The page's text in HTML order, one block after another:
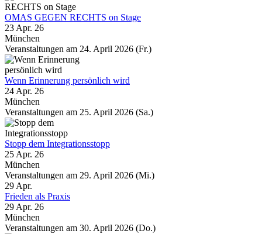
OMAS GEGEN RECHTS on Stage
23 Apr. 26
München
Veranstaltungen am 24. April 2026 (Fr.)
Wenn Erinnerung persönlich wird
24 Apr. 26
München
Veranstaltungen am 25. April 2026 (Sa.)
Stopp dem Integrationsstopp
25 Apr. 26
München
Veranstaltungen am 29. April 2026 (Mi.)
29Apr.
Frieden als Praxis
29 Apr. 26
München
Veranstaltungen am 30. April 2026 (Do.)